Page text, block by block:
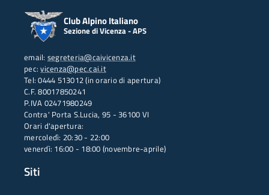
Club Alpino Italiano
Sezione di Vicenza - APS
email: segreteria@caivicenza.it
pec:vicenza@pec.cai.it
Tel: 0444 513012 (in orario di apertura)
C.F. 80017850241
P.IVA 02471980249
Contra' Porta S.Lucia, 95 - 36100 VI
Orari d'apertura:
mercoledì: 20:30 - 22:00
venerdì: 16:00 - 18:00 (novembre-aprile)
Siti